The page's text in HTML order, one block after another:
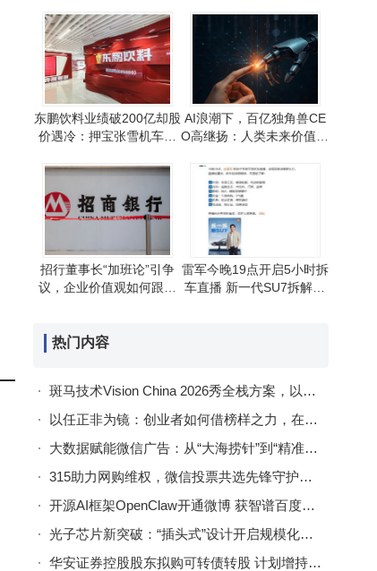
东鹏饮料业绩破200亿却股
价遇冷：押宝张雪机车背
AI浪潮下，百亿独角兽CE
O高继扬：人类未来价值与
招行董事长“加班论”引争
议，企业价值观如何跟上
雷军今晚19点开启5小时拆
车直播 新一代SU7拆解顺
热门内容
斑马技术Vision China 2026秀全栈方案，以AI与3D感知赋能制造业智能升级
以任正非为镜：创业者如何借榜样之力，在开放学习中实现自我跃升？
大数据赋能微信广告：从“大海捞针”到“精准触达”的实战指南
315助力网购维权，微信投票共选先锋守护线上消费公平正义
开源AI框架OpenClaw开通微博 获智谱百度等国内AI企业热烈欢迎与支持
光子芯片新突破：“插头式”设计开启规模化生产与高效通信新篇章
华安证券控股股东拟购可转债转股 计划增持A股股份金额1亿至2亿元